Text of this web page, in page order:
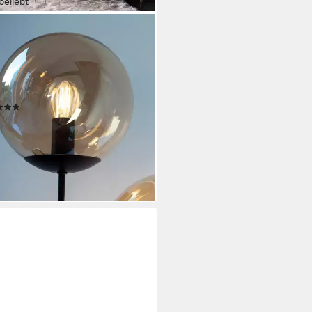
Nellin, ohne
Deckenlampe mit
Glaskugeln, amberfarben
opal matt weiß
€ 184,95 €
- in 2-3 Werktagen bei dir